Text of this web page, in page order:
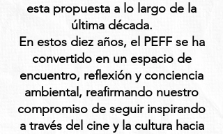
esta propuesta a lo largo de la
última década.
En estos diez años, el PEFF se ha
convertido en un espacio de
encuentro, reflexión y conciencia
ambiental, reafirmando nuestro
compromiso de seguir inspirando
a través del cine y la cultura hacia